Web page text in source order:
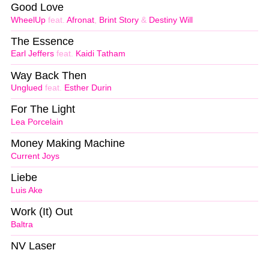
WheelUp feat. Afronat Brint Story & Destiny Will
Good Love
Earl Jeffers feat. Kaidi Tatham
The Essence
Unglued feat. Esther Durin
Way Back Then
Lea Porcelain
For The Light
Current Joys
Money Making Machine
Luis Ake
Liebe
Baltra
Work (It) Out
NV Laser